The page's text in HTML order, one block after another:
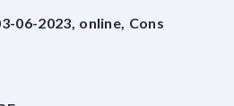
06-2023, online, Cons